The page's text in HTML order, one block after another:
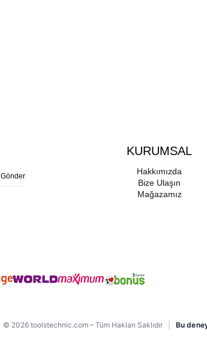
Gönder
KURUMSAL
Hakkımızda
Bize Ulaşın
Mağazamız
© 2026 toolstechnic.com – Tüm Hakları Saklıdır Bu